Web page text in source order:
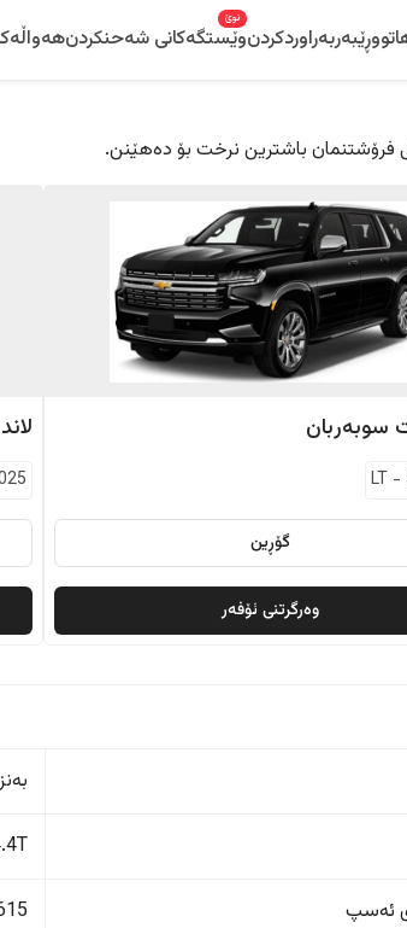
ڕێبەربەراوردکردنوێستگەکانی شەحنکردن
نوێ
فرۆشتنمان باشترین نرخت بۆ دەهێنن.
سوبەربان
LT -
گۆڕین
وەرگرتنی ئۆفەر
615 هێزی